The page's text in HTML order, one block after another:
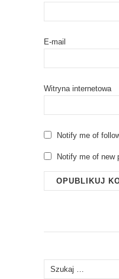
E-mail
Witryna internetowa
Notify me of
Notify me of new
Szukaj: